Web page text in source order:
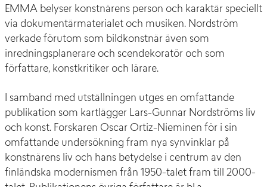
EMMA belyser konstnärens person och karaktär speciellt
via dokumentärmaterialet och musiken. Nordström
verkade förutom som bildkonstnär även som
inredningsplanerare och scendekoratör och som
författare, konstkritiker och lärare.
I samband med utställningen utges en omfattande
publikation som kartlägger Lars-Gunnar Nordströms liv
och konst. Forskaren Oscar Ortiz-Nieminen för i sin
omfattande undersökning fram nya synvinklar på
konstnärens liv och hans betydelse i centrum av den
finländska modernismen från 1950-talet fram till 2000-